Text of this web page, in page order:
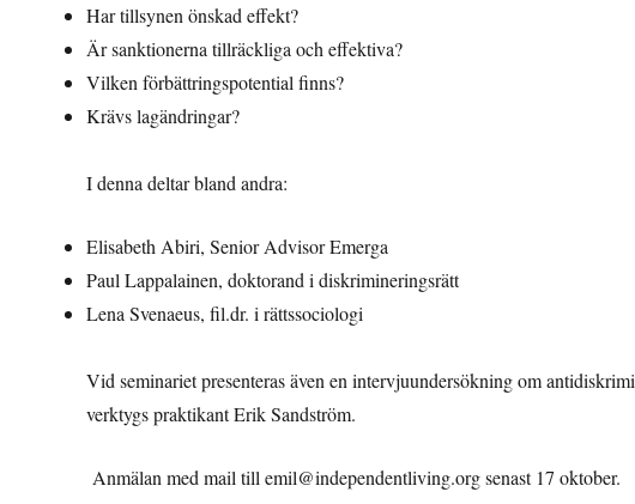
Har tillsynen önskad effekt?
Är sanktionerna tillräckliga och effektiva?
Vilken förbättringspotential finns?
Krävs lagändringar?
I denna deltar bland andra:
Elisabeth Abiri, Senior Advisor Emerga
Paul Lappalainen, doktorand i diskrimineringsrätt
Lena Svenaeus, fil.dr. i rättssociologi
Vid seminariet presenteras även en intervjuundersökning om
verktygs praktikant Erik Sandström.
Anmälan med mail till emil@independentliving.org senast 17 oktober.